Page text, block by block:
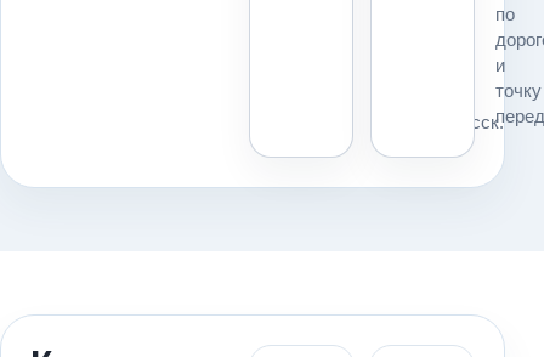
Невинномысск.
по
и
точку